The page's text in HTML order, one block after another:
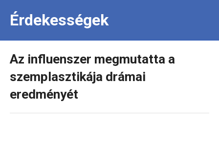
Érdekességek
Az influenszer megmutatta a
szemplasztikája drámai
eredményét